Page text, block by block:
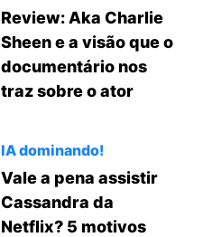
Review: Aka Charlie
Sheen e a visão que o
documentário nos
traz sobre o ator
IA dominando!
Vale a pena assistir
Cassandra da
Netflix? 5 motivos